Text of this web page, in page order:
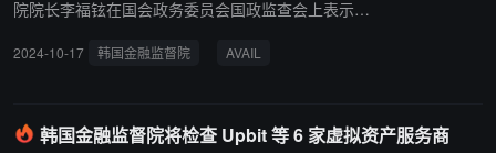
院院长李福铉在国会政务委员会国政监查会上表示，
AVAIL 代币在 Bithumb 交易所上的可疑交易行为。他
据悉，AVAIL 代币于 2024 年 7 月 23 日在 Bithumb
2024-10-17 韩国金融监督院 AVAIL
韩国金融监督院将检查 Upbit 等 6 家虚拟资产服务商